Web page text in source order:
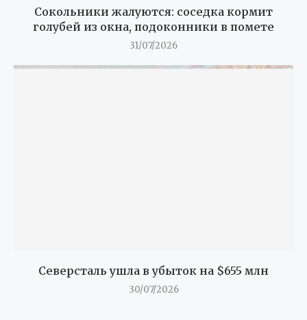
Сокольники жалуются: соседка кормит
голубей из окна, подоконники в помете
31/07/2026
Северсталь ушла в убыток на $655 млн
30/07/2026